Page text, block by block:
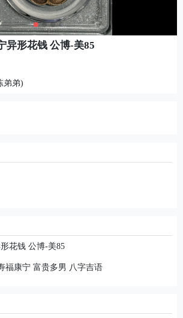
异形花钱 公博-美85
弟弟)
花钱 公博-美85
福康宁 富贵多男 八字吉语